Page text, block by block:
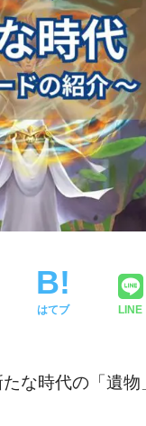
はてブ LINE
な時代の「遺物